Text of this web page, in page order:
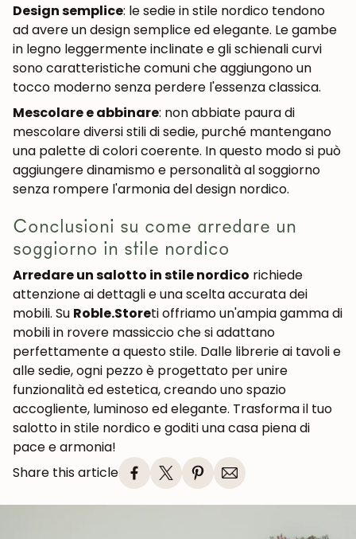
Design semplice: le sedie in stile nordico tendono
ad avere un design semplice ed elegante. Le gambe
in legno leggermente inclinate e gli schienali curvi
sono caratteristiche comuni che aggiungono un
tocco moderno senza perdere l'essenza classica.
Mescolare e abbinare: non abbiate paura di
mescolare diversi stili di sedie, purché mantengano
una palette di colori coerente. In questo modo si può
aggiungere dinamismo e personalità al soggiorno
senza rompere l'armonia del design nordico.
Conclusioni su come arredare un
soggiorno in stile nordico
Arredare un salotto in stile nordico richiede
attenzione ai dettagli e una scelta accurata dei
mobili. Su Roble.Storeti offriamo un'ampia gamma di
mobili in rovere massiccio che si adattano
perfettamente a questo stile. Dalle librerie ai tavoli e
alle sedie, ogni pezzo è progettato per unire
funzionalità ed estetica, creando uno spazio
accogliente, luminoso ed elegante. Trasforma il tuo
salotto in stile nordico e goditi una casa piena di
pace e armonia!
Share this article